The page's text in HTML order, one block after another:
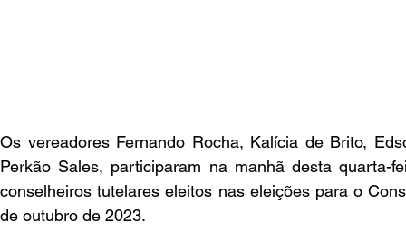
Os vereadores Fernando Rocha, Kalícia de Brito,
Perkão Sales, participaram na manhã desta quarta-
conselheiros tutelares eleitos nas eleições para o
de outubro de 2023.